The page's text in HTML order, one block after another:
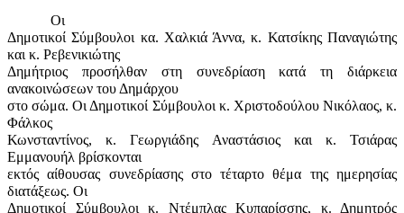
Οι
Δημοτικοί Σύμβουλοι κα. Χαλκιά Άννα, κ. Κατσίκης Παναγιώτης
και κ. Ρεβενικιώτης
Δημήτριος προσήλθαν στη συνεδρίαση κατά τη διάρκεια
ανακοινώσεων του Δημάρχου
στο σώμα. Οι Δημοτικοί Σύμβουλοι κ. Χριστοδούλου Νικόλαος, κ.
Φάλκος
Κωνσταντίνος, κ. Γεωργιάδης Αναστάσιος και κ. Τσιάρας
Εμμανουήλ βρίσκονται
εκτός αίθουσας συνεδρίασης στο τέταρτο θέμα της ημερησίας
διατάξεως. Οι
Δημοτικοί Σύμβουλοι κ. Ντέμπλας Κυπαρίσσης, κ. Δημητρός